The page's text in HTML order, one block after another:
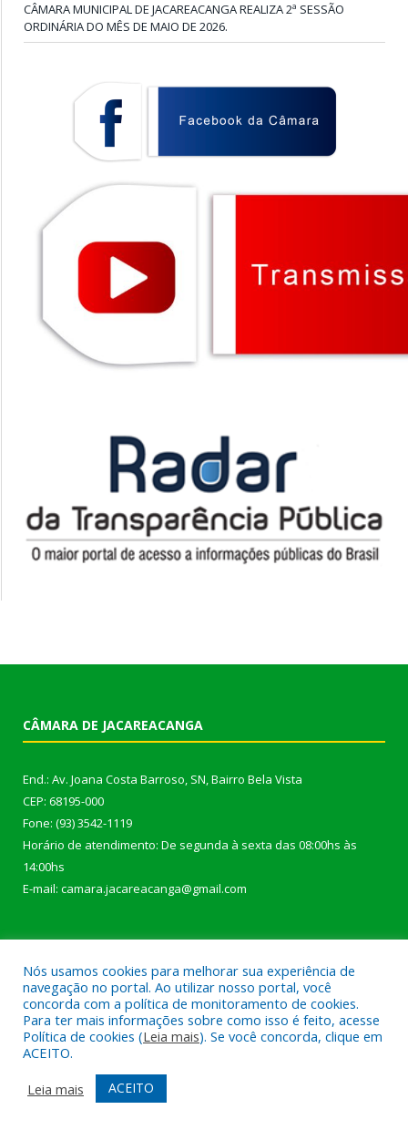
CÂMARA MUNICIPAL DE JACAREACANGA REALIZA 2ª SESSÃO
ORDINÁRIA DO MÊS DE MAIO DE 2026.
CÂMARA DE JACAREACANGA
End.: Av. Joana Costa Barroso, SN, Bairro Bela Vista
CEP: 68195-000
Fone: (93) 3542-1119
Horário de atendimento: De segunda à sexta das 08:00hs às
14:00hs
E-mail: camara.jacareacanga@gmail.com
SERVIDORES DA CÂMARA MUNICIPAL RETORNAM ÀS ATIVIDADES
APÓS O RECESSO PARLAMENTAR 4 de agosto de 2026
PRESIDENTE DA CÂMARA PARTICIPA DA 11ª CONFERÊNCIA
MUNICIPAL DE SAÚDE EM JACAREACANGA.
Nós usamos cookies para melhorar sua experiência de
navegação no portal. Ao utilizar nosso portal, você
concorda com a política de monitoramento de cookies.
Para ter mais informações sobre como isso é feito, acesse
Política de cookies (Leia mais). Se você concorda, clique em
ACEITO.
Leia mais
ACEITO